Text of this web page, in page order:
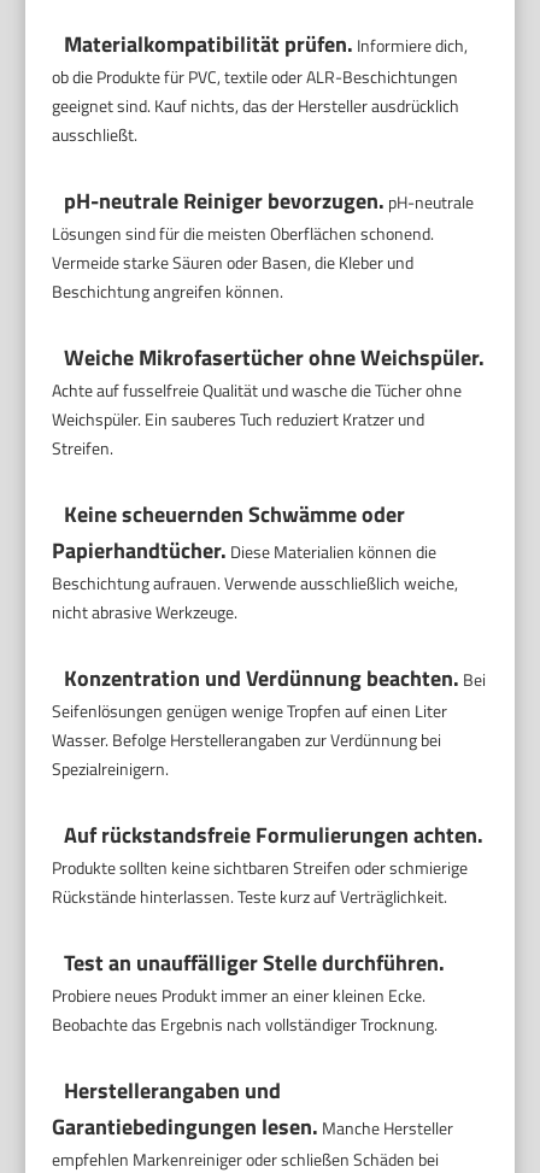
Materialkompatibilität prüfen. Informiere dich,
ob die Produkte für PVC, textile oder ALR-Beschichtungen
geeignet sind. Kauf nichts, das der Hersteller ausdrücklich
ausschließt.
pH-neutrale Reiniger bevorzugen. pH-neutrale
Lösungen sind für die meisten Oberflächen schonend.
Vermeide starke Säuren oder Basen, die Kleber und
Beschichtung angreifen können.
Weiche Mikrofasertücher ohne Weichspüler.
Achte auf fusselfreie Qualität und wasche die Tücher ohne
Weichspüler. Ein sauberes Tuch reduziert Kratzer und
Streifen.
Keine scheuernden Schwämme oder
Papierhandtücher. Diese Materialien können die
Beschichtung aufrauen. Verwende ausschließlich weiche,
nicht abrasive Werkzeuge.
Konzentration und Verdünnung beachten. Bei
Seifenlösungen genügen wenige Tropfen auf einen Liter
Wasser. Befolge Herstellerangaben zur Verdünnung bei
Spezialreinigern.
Auf rückstandsfreie Formulierungen achten.
Produkte sollten keine sichtbaren Streifen oder schmierige
Rückstände hinterlassen. Teste kurz auf Verträglichkeit.
Test an unauffälliger Stelle durchführen.
Probiere neues Produkt immer an einer kleinen Ecke.
Beobachte das Ergebnis nach vollständiger Trocknung.
Herstellerangaben und
Garantiebedingungen lesen. Manche Hersteller
empfehlen Markenreiniger oder schließen Schäden bei